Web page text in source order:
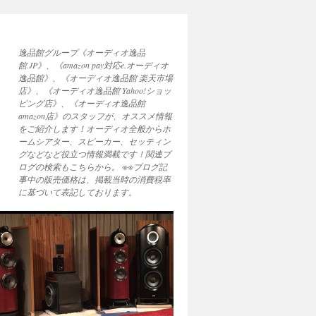
逸品館グループ《オーディオ逸品
館.JP》、《amazon pay対応e.オーディオ
逸品館》、《オーディオ逸品館 楽天市場
店》、《オーディオ逸品館 Yahoo!ショッ
ピング店》、《オーディオ逸品館
amazon店》のスタッフが、オススメ情報
をご紹介します！オーディオ全般からホ
ームシアター、スピーカー、セッティン
グなどなど役立つ情報満載です！関連ブ
ログの検索もこちらから。 ※※ブログ記
事中の販売価格は、掲載当時の消費税率
に基づいて表記しております。